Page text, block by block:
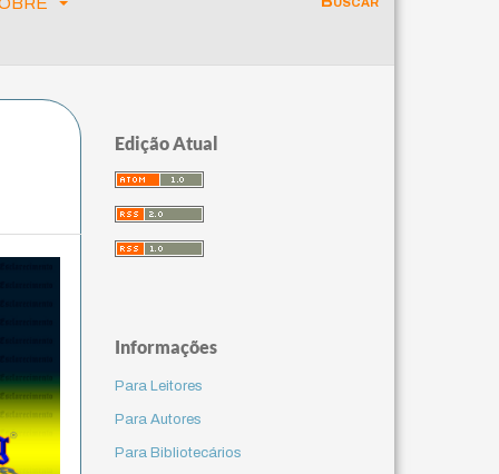
Edição Atual
Informações
Para Leitores
Para Autores
Para Bibliotecários